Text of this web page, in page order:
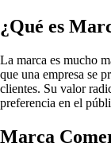
¿Qué es
La marca es mucho
que una empresa se
clientes. Su valor
preferencia en el
Marca